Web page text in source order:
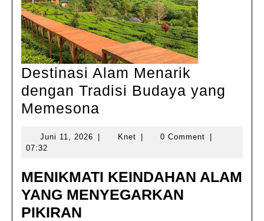
Destinasi Alam Menarik
dengan Tradisi Budaya yang
Memesona
Menarik
Tradisi
Budaya
Juni 11, 2026 Juni
KnetKnet 0 Comment
07:32
MENIKMATI KEINDAHAN ALAM
YANG MENYEGARKAN
PIKIRAN